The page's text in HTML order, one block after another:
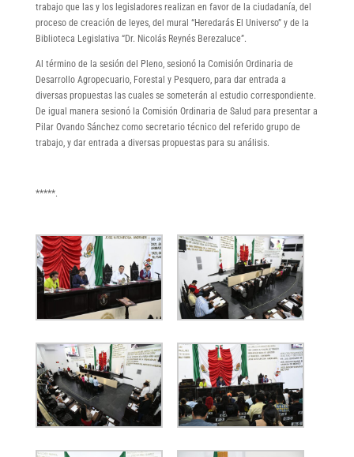
trabajo que las y los legisladores realizan en favor de la ciudadanía, del
proceso de creación de leyes, del mural “Heredarás El Universo” y de la
Biblioteca Legislativa “Dr. Nicolás Reynés Berezaluce”.
Al término de la sesión del Pleno, sesionó la Comisión Ordinaria de
Desarrollo Agropecuario, Forestal y Pesquero, para dar entrada a
diversas propuestas las cuales se someterán al estudio correspondiente.
De igual manera sesionó la Comisión Ordinaria de Salud para presentar a
Pilar Ovando Sánchez como secretario técnico del referido grupo de
trabajo, y dar entrada a diversas propuestas para su análisis.
*****.